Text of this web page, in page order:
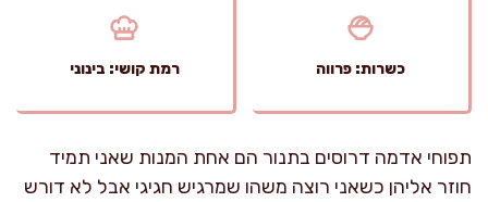
כשרות: פרווה רמת קושי: בינוני
תפוחי אדמה דרוסים בתנור הם אחת המנות שאני תמיד
חוזר אליהן כשאני רוצה משהו שמרגיש חגיגי אבל לא דורש